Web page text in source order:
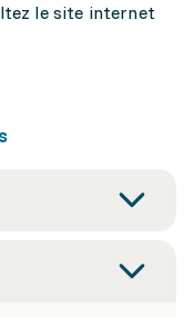
le site internet